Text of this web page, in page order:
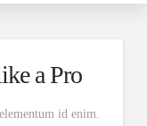
a Pro
id enim.